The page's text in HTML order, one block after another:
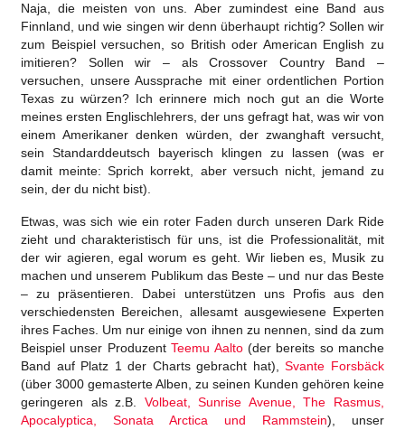
Naja, die meisten von uns. Aber zumindest eine Band aus
Finnland, und wie singen wir denn überhaupt richtig? Sollen wir
zum Beispiel versuchen, so British oder American English zu
imitieren? Sollen wir – als Crossover Country Band –
versuchen, unsere Aussprache mit einer ordentlichen Portion
Texas zu würzen? Ich erinnere mich noch gut an die Worte
meines ersten Englischlehrers, der uns gefragt hat, was wir von
einem Amerikaner denken würden, der zwanghaft versucht,
sein Standarddeutsch bayerisch klingen zu lassen (was er
damit meinte: Sprich korrekt, aber versuch nicht, jemand zu
sein, der du nicht bist).
Etwas, was sich wie ein roter Faden durch unseren Dark Ride
zieht und charakteristisch für uns, ist die Professionalität, mit
der wir agieren, egal worum es geht. Wir lieben es, Musik zu
machen und unserem Publikum das Beste – und nur das Beste
– zu präsentieren. Dabei unterstützen uns Profis aus den
verschiedensten Bereichen, allesamt ausgewiesene Experten
ihres Faches. Um nur einige von ihnen zu nennen, sind da zum
Beispiel unser ProduzentTeemu Aalto(der bereits so manche
Band auf Platz 1 der Charts gebracht hat),Svante Forsbäck
(über 3000 gemasterte Alben, zu seinen Kunden gehören keine
geringeren als z.B. Volbeat, Sunrise Avenue, The Rasmus,
Apocalyptica, Sonata Arctica und Rammstein), unser